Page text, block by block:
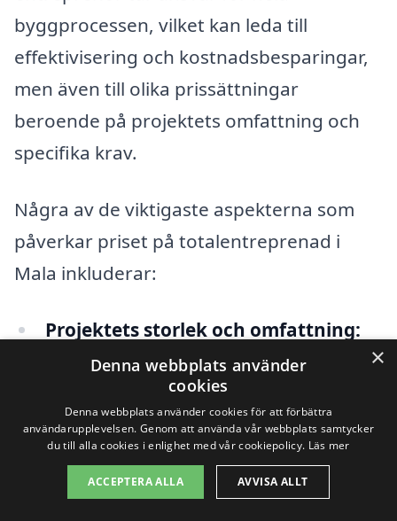
byggprocessen, vilket kan leda till
effektivisering och kostnadsbesparingar,
men även till olika prissättningar
beroende på projektets omfattning och
specifika krav.
Några av de viktigaste aspekterna som
påverkar priset på totalentreprenad i
Mala inkluderar:
Projektets storlek och omfattning:
Större projekt kräver mer tid,
arbetskraft och resurser, vilket
påverkar den totala kostnaden.
Materialval:Valet av byggmaterial
kan ha stor inverkan på priset. Dyrare
×
Denna webbplats använder
cookies
Denna webbplats använder cookies för att förbättra
användarupplevelsen. Genom att använda vår webbplats samtycker
du till alla cookies i enlighet med vår cookiepolicy. Läs mer
ACCEPTERA ALLA AVVISA ALLT